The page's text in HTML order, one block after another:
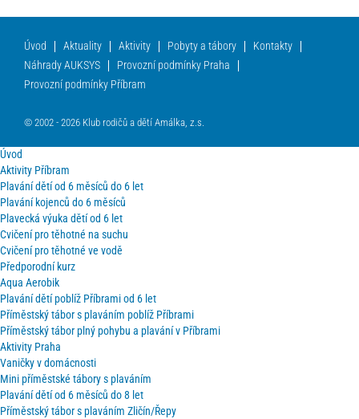
Úvod Aktuality Aktivity Pobyty a tábory
Kontakty
Náhrady AUKSYS
Provozní podmínky Praha
Provozní podmínky Příbram
© 2002 - 2026 Klub rodičů a dětí Amálka, z.s.
Úvod
Aktivity Příbram
Plavání dětí od 6 měsíců do 6 let
Plavání kojenců do 6 měsíců
Plavecká výuka dětí od 6 let
Cvičení pro těhotné na suchu
Cvičení pro těhotné ve vodě
Předporodní kurz
Aqua Aerobik
Plavání dětí poblíž Příbrami od 6 let
Příměstský tábor s plaváním poblíž Příbrami
Příměstský tábor plný pohybu a plavání v Příbrami
Aktivity Praha
Vaničky v domácnosti
Mini příměstské tábory s plaváním
Plavání dětí od 6 měsíců do 8 let
Příměstský tábor s plaváním Zličín/Řepy